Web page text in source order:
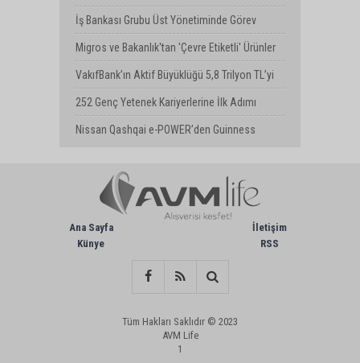
Yenilenme Dönemi
İş Bankası Grubu Üst Yönetiminde Görev
Değişimi
Migros ve Bakanlık'tan 'Çevre Etiketli' Ürünler
İçin İş Birliği
VakıfBank’ın Aktif Büyüklüğü 5,8 Trilyon TL’yi
Aştı
252 Genç Yetenek Kariyerlerine İlk Adımı
Turkcell’de Attı
Nissan Qashqai e-POWER’den Guinness
Ana Sayfa
Künye
İletişim
RSS
Tüm Hakları Saklıdır © 2023
AVM Life
1